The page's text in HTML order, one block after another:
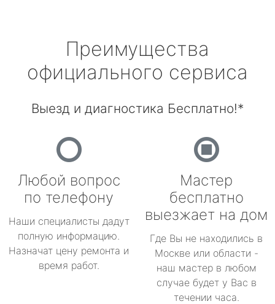
Преимущества
официального сервиса
Выезд и диагностика Бесплатно!*
Любой вопрос
по телефону
Наши специалисты дадут
полную информацию.
Назначат цену ремонта и
время работ.
Мастер
бесплатно
выезжает на дом
Где Вы не находились в
Москве или области -
наш мастер в любом
случае будет у Вас в
течении часа.